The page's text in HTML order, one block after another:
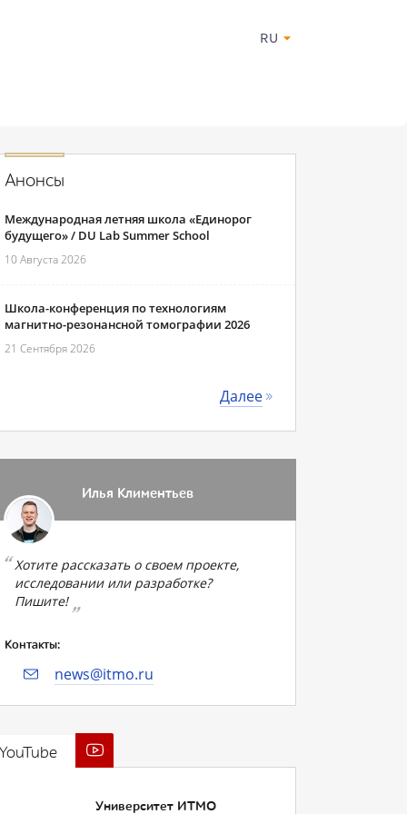
RU
Анонсы
Международная летняя школа «Единорог
будущего» / DU Lab Summer School
10 Августа 2026
Школа-конференция по технологиям
магнитно-резонансной томографии 2026
21 Сентября 2026
Далее
Илья Климентьев
Хотите рассказать о своем проекте,
исследовании или разработке?
Пишите!
Контакты:
news@itmo.ru
Университет ИТМО